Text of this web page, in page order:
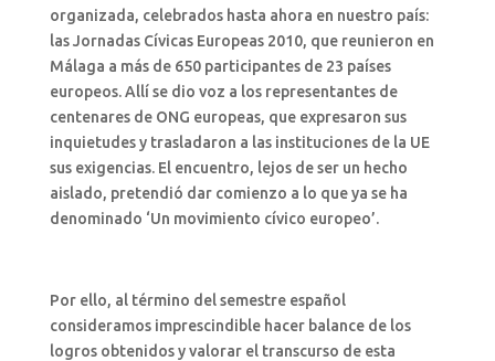
organizada, celebrados hasta ahora en nuestro país:
las Jornadas Cívicas Europeas 2010, que reunieron en
Málaga a más de 650 participantes de 23 países
europeos. Allí se dio voz a los representantes de
centenares de ONG europeas, que expresaron sus
inquietudes y trasladaron a las instituciones de la UE
sus exigencias. El encuentro, lejos de ser un hecho
aislado, pretendió dar comienzo a lo que ya se ha
denominado ‘Un movimiento cívico europeo’.
Por ello, al término del semestre español
consideramos imprescindible hacer balance de los
logros obtenidos y valorar el transcurso de esta